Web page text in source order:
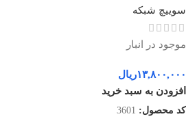
سوییچ شبکه
موجود در انبار
۱۳,۸۰۰,۰۰۰ریال
افزودن به سبد خرید
کد محصول: 3601